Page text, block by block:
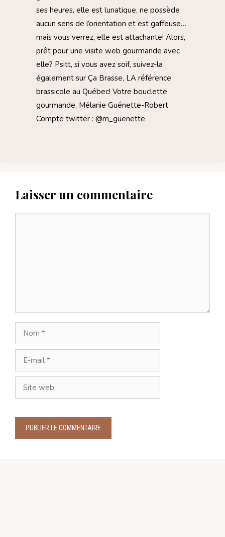
ses heures, elle est lunatique, ne possède
aucun sens de l’orientation et est gaffeuse…
mais vous verrez, elle est attachante! Alors,
prêt pour une visite web gourmande avec
elle? Psitt, si vous avez soif, suivez-la
également sur Ça Brasse, LA référence
brassicole au Québec! Votre bouclette
gourmande, Mélanie Guénette-Robert
Compte twitter : @m_guenette
Laisser un commentaire
Nom
mail
Site
web